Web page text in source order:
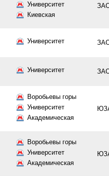
Университет
Киевская
Университет
Университет
Воробьевы горы
Университет
Академическая
Воробьевы горы
Университет
Академическая